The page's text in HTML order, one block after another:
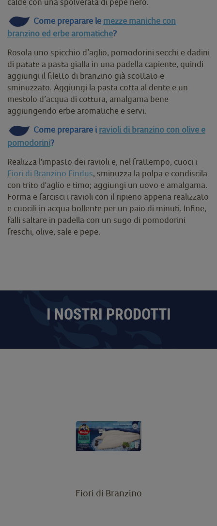
Come preparare le mezze maniche con
branzino ed erbe aromatiche?
Rosola uno spicchio d’aglio, pomodorini secchi e dadini
di patate a pasta gialla in una padella capiente, quindi
aggiungi il filetto di branzino già scottato e
sminuzzato. Aggiungi la pasta cotta al dente e un
mestolo d’acqua di cottura, amalgama bene
aggiungendo erbe aromatiche e servi.
Come preparare iravioli di branzino con olive e
pomodorini?
Realizza l'impasto dei ravioli e, nel frattempo, cuoci i
Fiori di Branzino Findus, sminuzza la polpa e condiscila
con trito d'aglio e timo; aggiungi un uovo e amalgama.
Forma e farcisci i ravioli con il ripieno appena realizzato
e cuocili in acqua bollente per un paio di minuti. Infine,
falli saltare in padella con un sugo di pomodorini
freschi, olive, sale e pepe.
I NOSTRI PRODOTTI
Fiori di Branzino